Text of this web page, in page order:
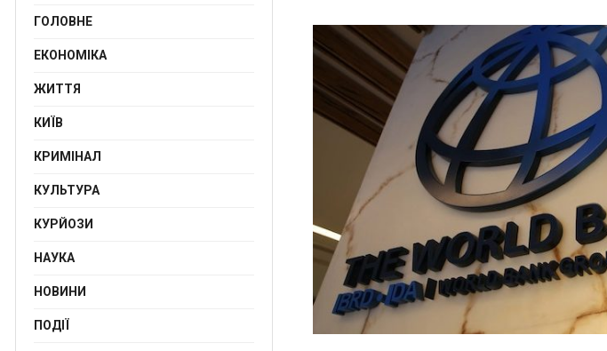
ГОЛОВНЕ
ЕКОНОМІКА
ЖИТТЯ
КИЇВ
КРИМІНАЛ
КУЛЬТУРА
КУРЙОЗИ
НАУКА
НОВИНИ
ПОДІЇ